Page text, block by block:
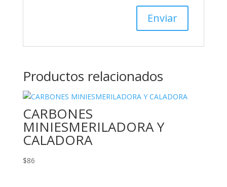
Productos relacionados
CARBONES
MINIESMERILADORA Y
CALADORA
$86